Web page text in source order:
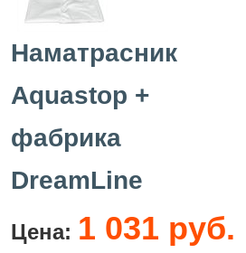
Наматрасник
Aquastop +
фабрика
DreamLine
Цена: 1 031 руб.